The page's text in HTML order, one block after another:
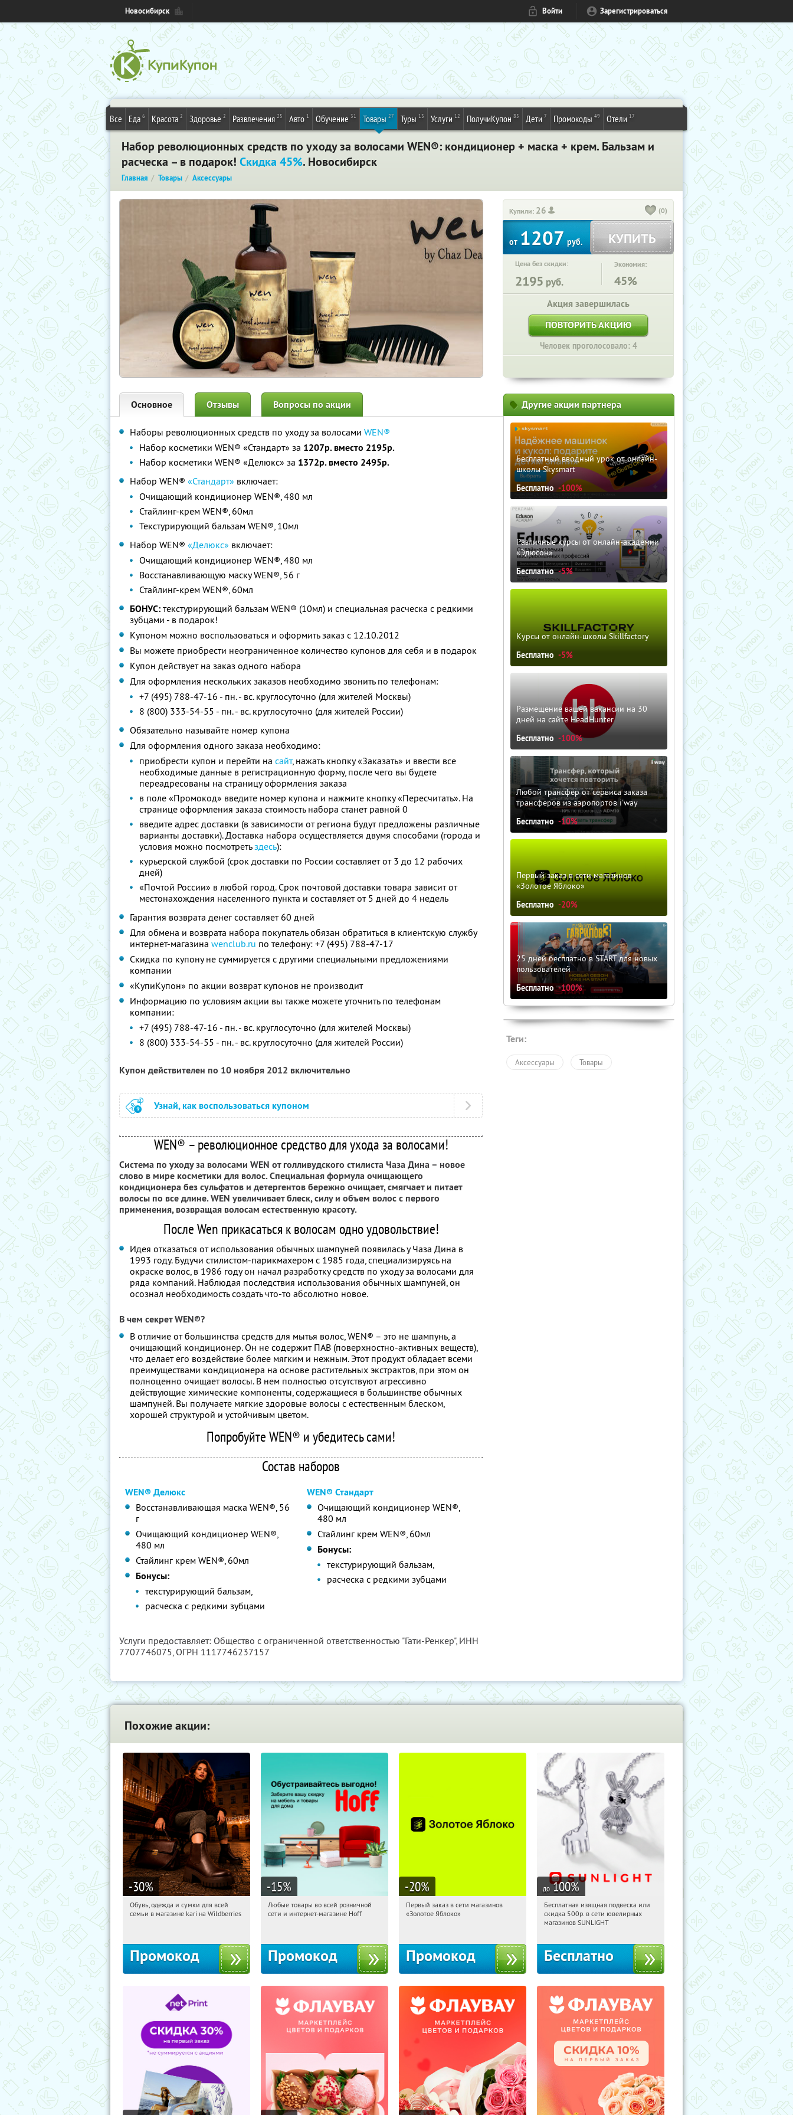
Новосибирск Войти Зарегистрироваться
Все Еда 6 Красота 2 Здоровье 2 Развлечения 25 Авто 1 Обучение 31 Товары 27 Туры 13 Услуги 12 ПолучиКупон 85 Дети 7 Промокоды 49 Отели 17
Набор революционных средств по уходу за волосами WEN®: кондиционер + маска + крем. Бальзам и
расческа – в подарок! Скидка 45%. Новосибирск
Главная Товары Аксессуары
Купили: 26 (0)
от 1207 руб. КУПИТЬ
Цена без скидки:
2195 руб.
Экономия:
45%
Акция завершилась
ПОВТОРИТЬ АКЦИЮ
Человек проголосовало: 4
Основное Отзывы Вопросы по акции
Наборы революционных средств по уходу за волосами WEN®
Набор косметики WEN® «Стандарт» за 1207р. вместо 2195р.
Набор косметики WEN® «Делюкс» за 1372р. вместо 2495р.
Набор WEN® «Стандарт» включает:
Очищающий кондиционер WEN®, 480 мл
Стайлинг-крем WEN®, 60мл
Текстурирующий бальзам WEN®, 10мл
Набор WEN® «Делюкс» включает:
Очищающий кондиционер WEN®, 480 мл
Восстанавливающую маску WEN®, 56 г
Стайлинг-крем WEN®, 60мл
БОНУС: текстурирующий бальзам WEN® (10мл) и специальная расческа с редкими
зубцами - в подарок!
Купоном можно воспользоваться и оформить заказ с 12.10.2012
Вы можете приобрести неограниченное количество купонов для себя и в подарок
Купон действует на заказ одного набора
Для оформления нескольких заказов необходимо звонить по телефонам:
+7 (495) 788-47-16 - пн. - вс. круглосуточно (для жителей Москвы)
8 (800) 333-54-55 - пн. - вс. круглосуточно (для жителей России)
Обязательно называйте номер купона
Для оформления одного заказа необходимо:
приобрести купон и перейти на сайт, нажать кнопку «Заказать» и ввести все
необходимые данные в регистрационную форму, после чего вы будете
переадресованы на страницу оформления заказа
в поле «Промокод» введите номер купона и нажмите кнопку «Пересчитать». На
странице оформления заказа стоимость набора станет равной 0
введите адрес доставки (в зависимости от региона будут предложены различные
варианты доставки). Доставка набора осуществляется двумя способами (города и
условия можно посмотретьздесь):
курьерской службой (срок доставки по России составляет от 3 до 12 рабочих
дней)
«Почтой России» в любой город. Срок почтовой доставки товара зависит от
местонахождения населенного пункта и составляет от 5 дней до 4 недель
Гарантия возврата денег составляет 60 дней
Для обмена и возврата набора покупатель обязан обратиться в клиентскую службу
интернет-магазина wenclub.ru по телефону: +7 (495) 788-47-17
Скидка по купону не суммируется с другими специальными предложениями
компании
«КупиКупон» по акции возврат купонов не производит
Информацию по условиям акции вы также можете уточнить по телефонам
компании:
+7 (495) 788-47-16 - пн. - вс. круглосуточно (для жителей Москвы)
8 (800) 333-54-55 - пн. - вс. круглосуточно (для жителей России)
Купон действителен по 10 ноября 2012 включительно
Узнай, как воспользоваться купоном
WEN® – революционное средство для ухода за волосами!
Система по уходу за волосами WEN от голливудского стилиста Чаза Дина – новое
слово в мире косметики для волос. Специальная формула очищающего
кондиционера без сульфатов и детергентов бережно очищает, смягчает и питает
волосы по все длине. WEN увеличивает блеск, силу и объем волос с первого
применения, возвращая волосам естественную красоту.
После Wen прикасаться к волосам одно удовольствие!
Идея отказаться от использования обычных шампуней появилась у Чаза Дина в
1993 году. Будучи стилистом-парикмахером с 1985 года, специализируясь на
окраске волос, в 1986 году он начал разработку средств по уходу за волосами для
ряда компаний. Наблюдая последствия использования обычных шампуней, он
осознал необходимость создать что-то абсолютно новое.
В чем секрет WEN®?
В отличие от большинства средств для мытья волос, WEN® – это не шампунь, а
очищающий кондиционер. Он не содержит ПАВ (поверхностно-активных веществ),
что делает его воздействие более мягким и нежным. Этот продукт обладает всеми
преимуществами кондиционера на основе растительных экстрактов, при этом он
полноценно очищает волосы. В нем полностью отсутствуют агрессивно
действующие химические компоненты, содержащиеся в большинстве обычных
шампуней. Вы получаете мягкие здоровые волосы с естественным блеском,
хорошей структурой и устойчивым цветом.
Попробуйте WEN® и убедитесь сами!
Состав наборов
WEN® Делюкс
Восстанавливающая маска WEN®, 56
г
Очищающий кондиционер WEN®,
480 мл
Стайлинг крем WEN®, 60мл
Бонусы:
текстурирующий бальзам,
расческа с редкими зубцами
WEN® Стандарт
Очищающий кондиционер WEN®,
480 мл
Стайлинг крем WEN®, 60мл
Бонусы:
текстурирующий бальзам,
расческа с редкими зубцами
Услуги предоставляет: Общество с ограниченной ответственностью "Гати-Ренкер", ИНН
7707746075, ОГРН 1117746237157
Другие акции партнера
Бесплатный вводный урок от онлайн-
школы Skysmart
Бесплатно -100%
Различные курсы от онлайн-академии
«Эдюсон»
Бесплатно -5%
Курсы от онлайн-школы Skillfactory
Бесплатно -5%
Размещение вашей вакансии на 30
дней на сайте HeadHunter
Бесплатно -100%
Любой трансфер от сервиса заказа
трансферов из аэропортов i'way
Бесплатно -10%
Первый заказ в сети магазинов
«Золотое Яблоко»
Бесплатно -20%
25 дней бесплатно в START для новых
пользователей
Бесплатно -100%
Теги:
Аксессуары Товары
Похожие акции:
-30%
17:52:39 Получили:
Обувь, одежда и сумки для всей
семьи в магазине kari на Wildberries
Промокод
-15%
17:52:39 Получили:
Любые товары во всей розничной
сети и интернет-магазине Hoff
Промокод
-20%
17:52:39
Получи первым!
Первый заказ в сети магазинов
«Золотое Яблоко»
Промокод
до 100%
17:52:39 Получили:
Россия
Бесплатная изящная подвеска или
скидка 500р. в сети ювелирных
магазинов SUNLIGHT
Бесплатно